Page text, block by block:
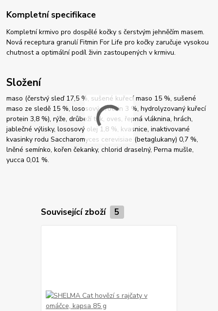
Kompletní specifikace
Kompletní krmivo pro dospělé kočky s čerstvým jehněčím masem.
Nová receptura granulí Fitmin For Life pro kočky zaručuje vysokou
chutnost a optimální podíl živin zastoupených v krmivu.
Složení
maso (čerstvý sleď 17,5 %, sušené kuřecí maso 15 %, sušené
maso ze sledě 15 %, lososový protein 3 %, hydrolyzovaný kuřecí
protein 3,8 %), rýže, drůbeží tuk, oves, řepná vláknina, hrách,
jablečné výlisky, lososový olej 1,8 %, kvasnice, inaktivované
kvasinky rodu Saccharomyces cerevisiae (betaglukany) 0,7 %,
lněné semínko, kořen čekanky, chlorid draselný, Perna mušle,
yucca 0,01 %.
Související zboží 5